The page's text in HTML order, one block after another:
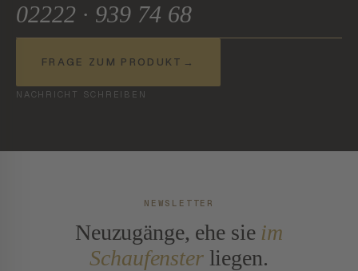
02222 · 939 74 68
FRAGE ZUM PRODUKT →
NACHRICHT SCHREIBEN
NEWSLETTER
Neuzugänge, ehe sie im
Schaufensterliegen.